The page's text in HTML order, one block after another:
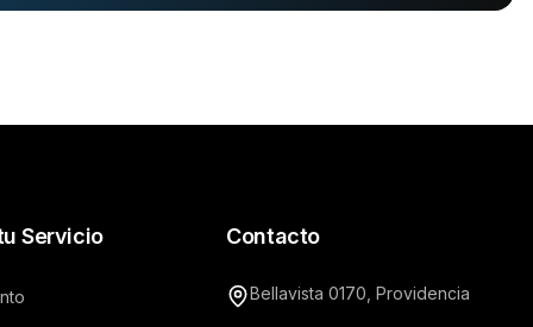
Servicio Contacto
Bellavista 0170, Providencia